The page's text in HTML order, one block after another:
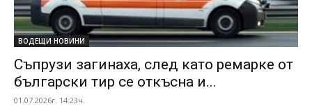
ВОДЕЩИ НОВИНИ
Съпрузи загинаха, след като ремарке от
български тир се откъсна и...
01.07.2026г. 14:23ч.